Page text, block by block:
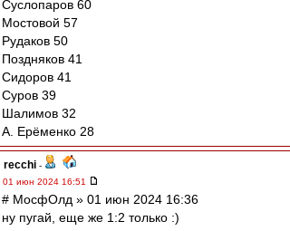
Суслопаров 60
Мостовой 57
Рудаков 50
Поздняков 41
Сидоров 41
Суров 39
Шалимов 32
А. Ерёменко 28
recchi -
01 июн 2024 16:51
# МосфОлд » 01 июн 2024 16:36
ну пугай, еще же 1:2 только :)